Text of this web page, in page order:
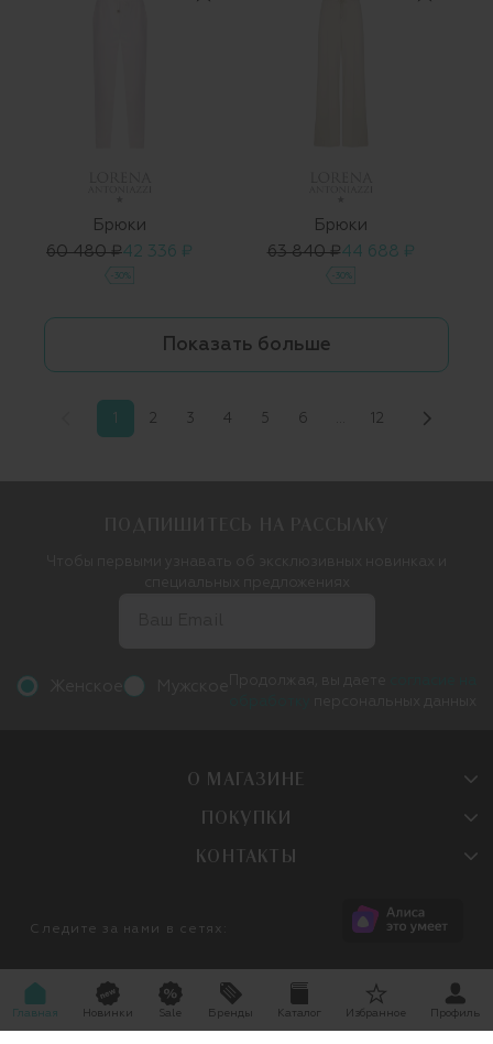
Брюки
60 480 ₽42 336 ₽
-30%
Брюки
63 840 ₽44 688 ₽
-30%
Показать больше
1 2 3 4 5 6 12
О МАГАЗИНЕ
ПОКУПКИ
КОНТАКТЫ
Следите за нами в сетях:
Главная Новинки Sale Бренды Каталог Избранное Профиль